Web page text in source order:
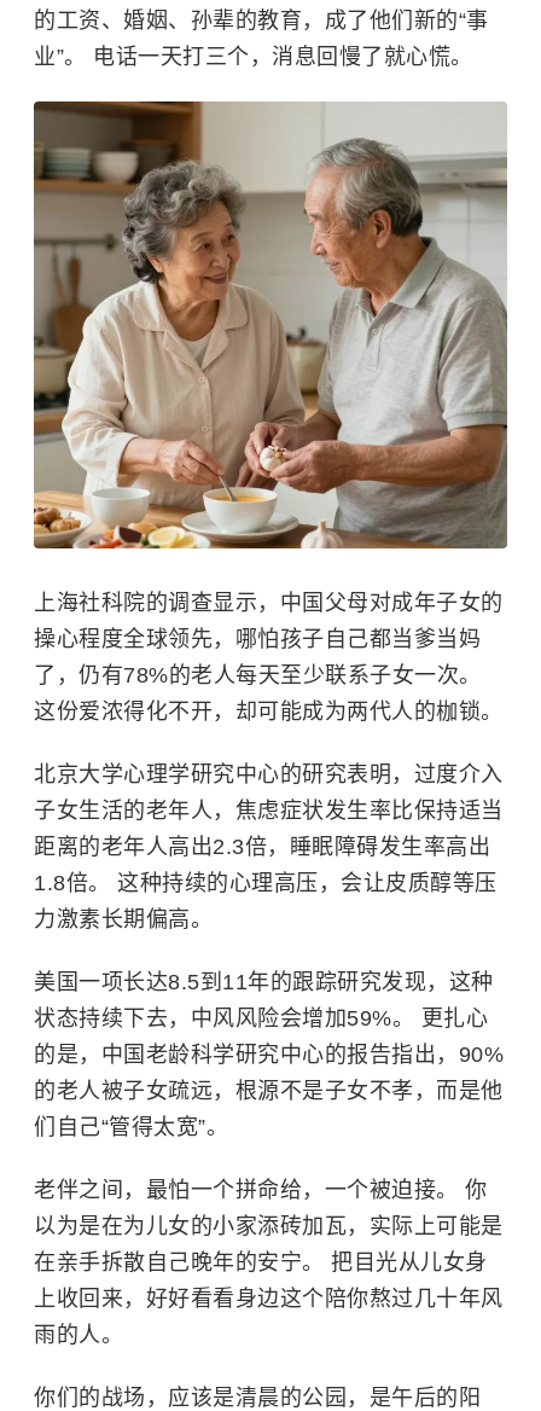
的工资、婚姻、孙辈的教育，成了他们新的“事
业”。 电话一天打三个，消息回慢了就心慌。
上海社科院的调查显示，中国父母对成年子女的
操心程度全球领先，哪怕孩子自己都当爹当妈
了，仍有78%的老人每天至少联系子女一次。
这份爱浓得化不开，却可能成为两代人的枷锁。
北京大学心理学研究中心的研究表明，过度介入
子女生活的老年人，焦虑症状发生率比保持适当
距离的老年人高出2.3倍，睡眠障碍发生率高出
1.8倍。 这种持续的心理高压，会让皮质醇等压
力激素长期偏高。
美国一项长达8.5到11年的跟踪研究发现，这种
状态持续下去，中风风险会增加59%。 更扎心
的是，中国老龄科学研究中心的报告指出，90%
的老人被子女疏远，根源不是子女不孝，而是他
们自己“管得太宽”。
老伴之间，最怕一个拼命给，一个被迫接。 你
以为是在为儿女的小家添砖加瓦，实际上可能是
在亲手拆散自己晚年的安宁。 把目光从儿女身
上收回来，好好看看身边这个陪你熬过几十年风
雨的人。
你们的战场，应该是清晨的公园，是午后的阳